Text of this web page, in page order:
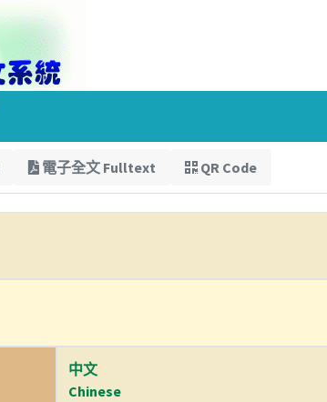
電子全文 Fulltext QR Code
中文
Chinese